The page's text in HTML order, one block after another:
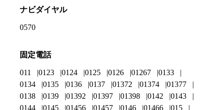
ナビダイヤル
0570
固定電話
011 0123 0124 0125 0126 01267
0133
0134
0135 0136 0137 01372 01374
01377
0138
0139 01392 01397 01398 0142
0143
0144
0145 01456 01457 0146 01466
015